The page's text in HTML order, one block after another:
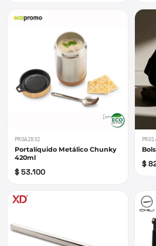
PROA2832
Portalíquido Metálico Chunky
420ml
$ 53.100
$